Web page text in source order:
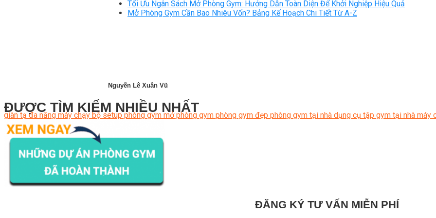
Tối Ưu Ngân Sách Mở Phòng Gym: Hướng Dẫn Toàn Diện Để Khởi Nghiệp Hiệu Quả
Mở Phòng Gym Cần Bao Nhiêu Vốn? Bảng Kế Hoạch Chi Tiết Từ A-Z
Nguyễn Lê Xuân Vũ
ĐƯỢC TÌM KIẾM NHIỀU NHẤT
giàn tạ đa năng máy chạy bộ setup phòng gym mở phòng gym phòng gym đẹp phòng gym tại nhà dụng cụ tập gym tại nhà máy
ĐĂNG KÝ TƯ VẤN MIỄN PHÍ